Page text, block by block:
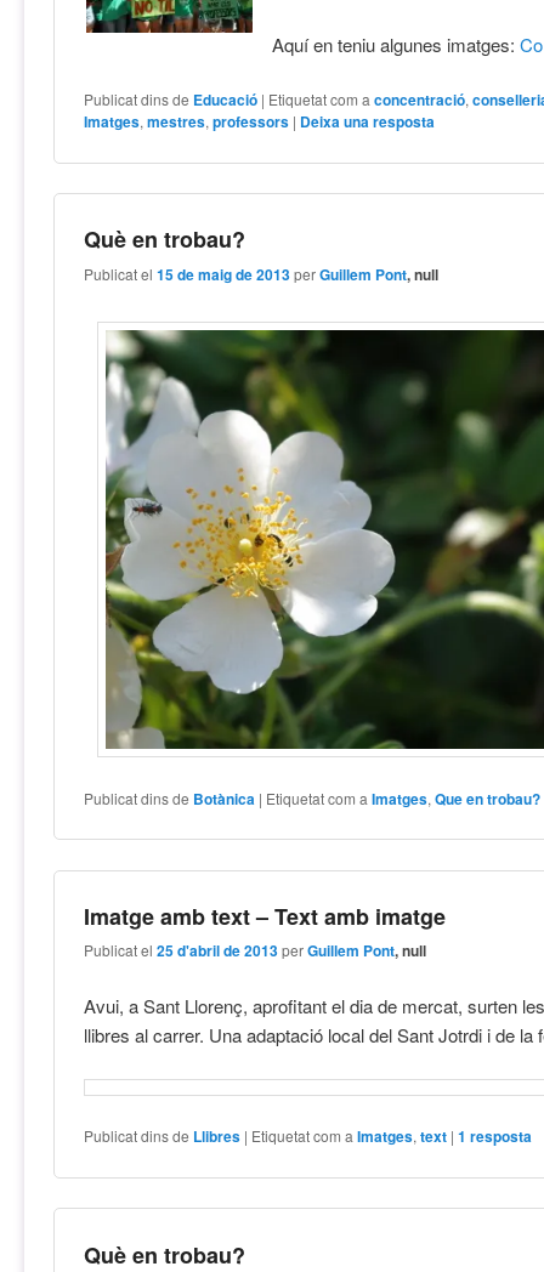
Aquí en teniu algunes imatges:
Publicat dins de Educació | Etiquetat com a concentració,
Imatges,mestres,professors | Deixa una resposta
Què en trobau?
Publicat el15 de maig de 2013 perGuillem Pont, null
Publicat dins de Botànica | Etiquetat com a Imatges,Que en trobau?
Imatge amb text – Text amb imatge
Publicat el25 d'abril de 2013 perGuillem Pont, null
Avui, a Sant Llorenç, aprofitant el dia de mercat, surten
llibres al carrer. Una adaptació local del Sant Jotrdi i de la
Publicat dins de Llibres | Etiquetat com a Imatges,text |1 resposta
Què en trobau?